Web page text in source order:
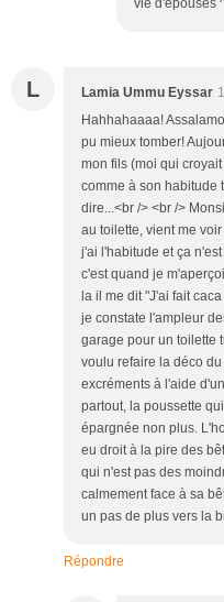
vie d'épouses
L Lamia Ummu Eyssar
Hahhahaaaa!
pu mieux tomber!
mon fils (moi qui
comme à son habitude
dire...<br /> <br />
au toilette, vient me
j'ai l'habitude et ça
c'est quand je
la il me dit "J'ai fait
je constate l'ampleur
garage pour un toilette
voulu refaire la déco
excréments à l'aide
partout, la poussette
épargnée non plus.
eu droit à la pire des
qui n'est pas des
calmement face à sa
un pas de plus vers la
Répondre